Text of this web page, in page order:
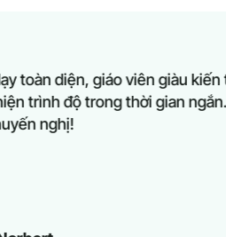
Tôi đã tìm kiếm nhiều năm
Đức tốt và giá cả hợp lý cho
vui khi biết đến Lingua
Các con tôi rất thích lớp
không phải lo đưa đón vì